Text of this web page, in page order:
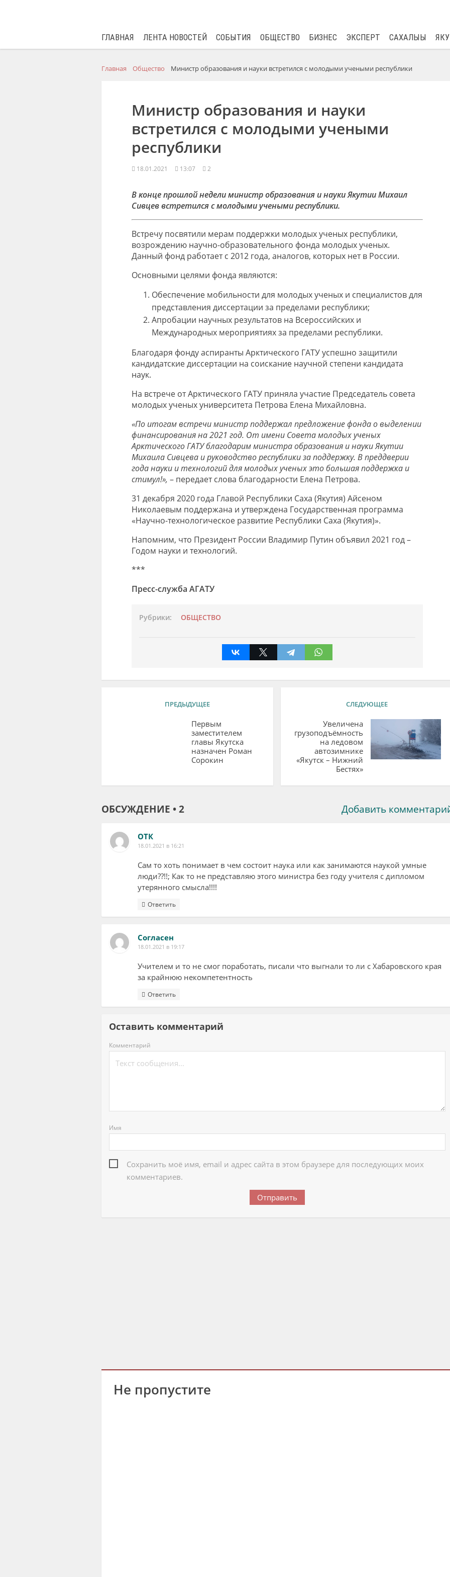
ГЛАВНАЯ ЛЕНТА НОВОСТЕЙ СОБЫТИЯ ОБЩЕСТВО БИЗНЕС ЭКСПЕРТ САХАЛЫЫ
Главная Общество Министр образования и науки встретился с молодыми учеными республики
Министр образования и науки
встретился с молодыми учеными
республики
18.01.2021 13:07 2
В конце прошлой недели министр образования и науки Якутии Михаил
Сивцев встретился с молодыми учеными республики.
Встречу посвятили мерам поддержки молодых ученых республики,
возрождению научно-образовательного фонда молодых ученых.
Данный фонд работает с 2012 года, аналогов, которых нет в России.
Основными целями фонда являются:
Обеспечение мобильности для молодых ученых и специалистов для
представления диссертации за пределами республики;
Апробации научных результатов на Всероссийских и
Международных мероприятиях за пределами республики.
Благодаря фонду аспиранты Арктического ГАТУ успешно защитили
кандидатские диссертации на соискание научной степени кандидата
наук.
На встрече от Арктического ГАТУ приняла участие Председатель совета
молодых ученых университета Петрова Елена Михайловна.
«По итогам встречи министр поддержал предложение фонда о выделении
финансирования на 2021 год. От имени Совета молодых ученых
Арктического ГАТУ благодарим министра образования и науки Якутии
Михаила Сивцева и руководство республики за поддержку. В преддверии
года науки и технологий для молодых ученых это большая поддержка и
стимул!», – передает слова благодарности Елена Петрова.
31 декабря 2020 года Главой Республики Саха (Якутия) Айсеном
Николаевым поддержана и утверждена Государственная программа
«Научно-технологическое развитие Республики Саха (Якутия)».
Напомним, что Президент России Владимир Путин объявил 2021 год –
Годом науки и технологий.
***
Пресс-служба АГАТУ
Рубрики: ОБЩЕСТВО
ПРЕДЫДУЩЕЕ
Первым
заместителем
главы Якутска
назначен Роман
Сорокин
СЛЕДУЮЩЕЕ
Увеличена
грузоподъёмность
на ледовом
автозимнике
«Якутск – Нижний
Бестях»
ОБСУЖДЕНИЕ • 2 Добавить
ОТК
18.01.2021 в 16:21
Сам то хоть понимает в чем состоит наука или как занимаются наукой умные
люди??!!; Как то не представляю этого министра без году учителя с дипломом
утерянного смысла!!!!
Ответить
Согласен
18.01.2021 в 19:17
Учителем и то не смог поработать, писали что выгнали то ли с Хабаровского края
за крайнюю некомпетентность
Ответить
Оставить комментарий
Комментарий
Имя
Сохранить моё имя, email и адрес сайта в этом браузере для последующих моих
комментариев.
Не пропустите